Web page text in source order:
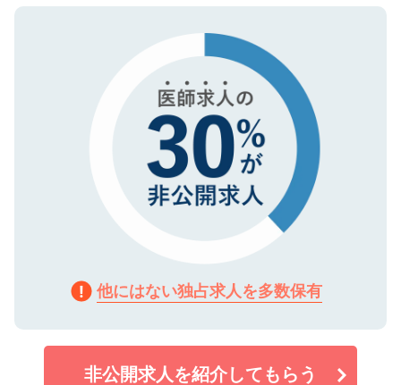
で、機密保持に関してもご安心ください。
ので、まずはご登録ください。
他にはない独占求人を多数保有
非公開求人を紹介してもらう